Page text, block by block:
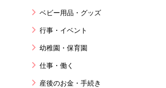
ベビー用品・グッズ
行事・イベント
幼稚園・保育園
仕事・働く
産後のお金・手続き